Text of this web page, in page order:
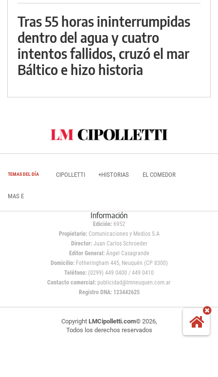
Tras 55 horas ininterrumpidas
dentro del agua y cuatro
intentos fallidos, cruzó el mar
Báltico e hizo historia
TEMAS DEL DÍA CIPOLLETTI +HISTORIAS EL COMEDOR
MAS E
Información
Edición: 6952
Propietario:Comunicaciones y Medios S.A
Director: Juan Carlos Schroeder
Editor General:Ángel Casagrande
Domicilio:Fotheringham 445, Neuquén (CP 8300)
Teléfono: (0299) 449 0400 / 449 0410
Contacto comercial: publicidad@lmneuquen.com.ar
Registro DNA: 123442625
Copyright LMCipolletti.com© 2026,
Todos los derechos reservados